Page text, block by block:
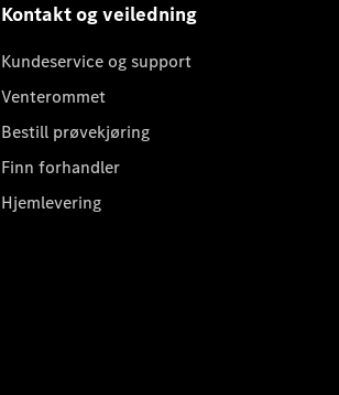
Kontakt og veiledning
Kundeservice og support
Venterommet
Bestill prøvekjøring
Finn forhandler
Hjemlevering